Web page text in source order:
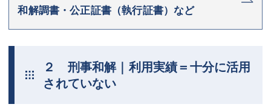
和解調書・公正証書（執行証書）など
２ 刑事和解｜利用実績＝十分に活用
されていない